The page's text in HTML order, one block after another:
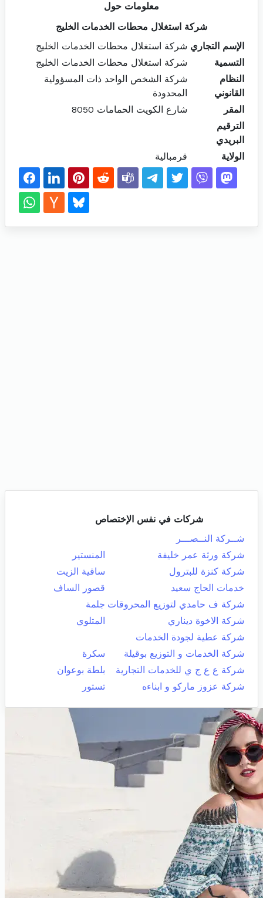
معلومات حول
شركة استغلال محطات الخدمات الخليج
الإسم التجاري شركة استغلال محطات الخدمات الخليج
التسمية
شركة استغلال محطات الخدمات الخليج
النظام
القانوني
شركة الشخص الواحد ذات المسؤولية
المحدودة
المقر
شارع الكويت الحمامات 8050
الترقيم
البريدي
الولاية
قرمبالية
شركات في نفس الإختصاص
شــركة النــصـــر
شركة ورثة عمر خليفة
المنستير
شركة كنزة للبترول
ساقية الزيت
خدمات الحاج سعيد
قصور الساف
شركة ف حامدي لتوزيع المحروقات جلمة
شركة الاخوة ديناري
المتلوي
شركة عطية لجودة الخدمات
شركة الخدمات و التوزيع بوقيلة
سكرة
شركة ع ع ج ي للخدمات التجارية
بلطة بوعوان
شركة عزوز ماركو و ابناءه
تستور